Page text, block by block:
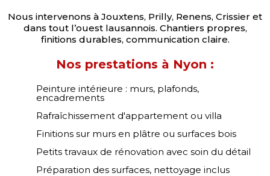
Nous intervenons à Jouxtens, Prilly, Renens, Crissier et
dans tout l’ouest lausannois. Chantiers propres,
finitions durables, communication claire.
Nos prestations à Nyon :
Peinture intérieure : murs, plafonds,
encadrements
Rafraîchissement d'appartement ou villa
Finitions sur murs en plâtre ou surfaces bois
Petits travaux de rénovation avec soin du détail
Préparation des surfaces, nettoyage inclus